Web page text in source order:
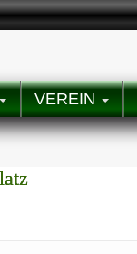
VEREIN